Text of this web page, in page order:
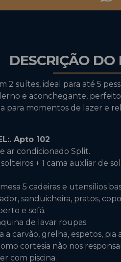
DESCRIÇÃO DO
suítes, ideal para até 5
e aconchegante,
para momentos de lazer e
Apto 102
ar condicionado Split.
+ 1 cama auxliar de
5 cadeiras e utensílios
sanduicheira, pratos,
e sofá.
de lavar roupas.
carvão, grelha, espetos, pia
cortesia não nos
com piscina.